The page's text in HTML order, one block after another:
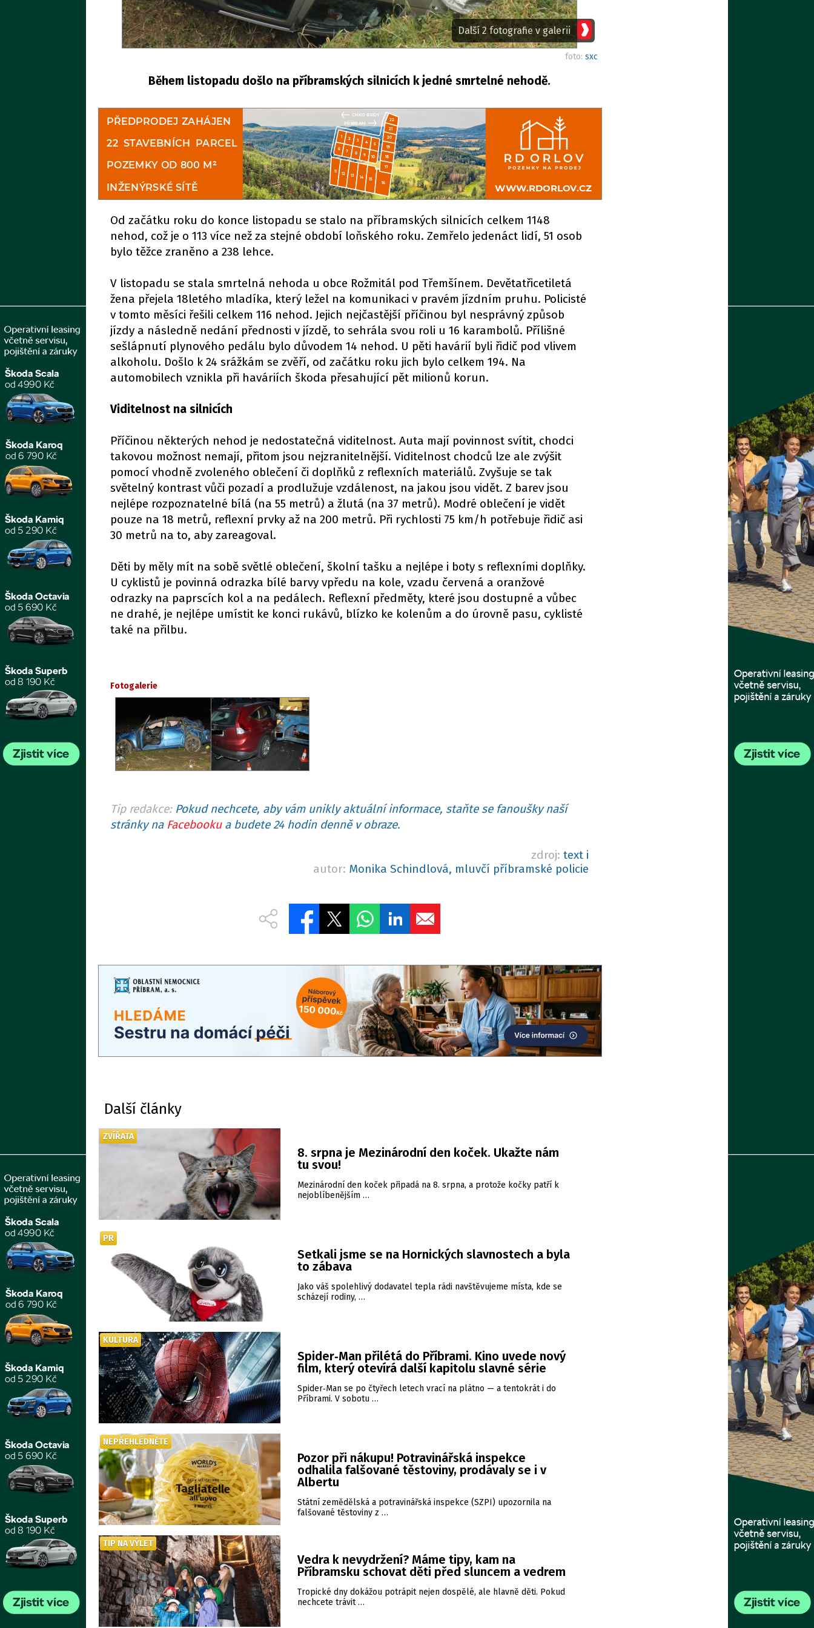
Další 2 fotografie v galerii
foto: sxc
Během listopadu došlo na příbramských silnicích k jedné smrtelné nehodě.
Od začátku roku do konce listopadu se stalo na příbramských silnicích celkem 1148
nehod, což je o 113 více než za stejné období loňského roku. Zemřelo jedenáct lidí, 51 osob
bylo těžce zraněno a 238 lehce.
V listopadu se stala smrtelná nehoda u obce Rožmitál pod Třemšínem. Devětatřicetiletá
žena přejela 18letého mladíka, který ležel na komunikaci v pravém jízdním pruhu. Policisté
v tomto měsíci řešili celkem 116 nehod. Jejich nejčastější příčinou byl nesprávný způsob
jízdy a následně nedání přednosti v jízdě, to sehrála svou roli u 16 karambolů. Přílišné
sešlápnutí plynového pedálu bylo důvodem 14 nehod. U pěti havárií byli řidič pod vlivem
alkoholu. Došlo k 24 srážkám se zvěří, od začátku roku jich bylo celkem 194. Na
automobilech vznikla při haváriích škoda přesahující pět milionů korun.
Viditelnost na silnicích
Příčinou některých nehod je nedostatečná viditelnost. Auta mají povinnost svítit, chodci
takovou možnost nemají, přitom jsou nejzranitelnější. Viditelnost chodců lze ale zvýšit
pomocí vhodně zvoleného oblečení či doplňků z reflexních materiálů. Zvyšuje se tak
světelný kontrast vůči pozadí a prodlužuje vzdálenost, na jakou jsou vidět. Z barev jsou
nejlépe rozpoznatelné bílá (na 55 metrů) a žlutá (na 37 metrů). Modré oblečení je vidět
pouze na 18 metrů, reflexní prvky až na 200 metrů. Při rychlosti 75 km/h potřebuje řidič asi
30 metrů na to, aby zareagoval.
Děti by měly mít na sobě světlé oblečení, školní tašku a nejlépe i boty s reflexními doplňky.
U cyklistů je povinná odrazka bílé barvy vpředu na kole, vzadu červená a oranžové
odrazky na paprscích kol a na pedálech. Reflexní předměty, které jsou dostupné a vůbec
ne drahé, je nejlépe umístit ke konci rukávů, blízko ke kolenům a do úrovně pasu, cyklisté
také na přilbu.
Fotogalerie
Tip redakce: Pokud nechcete, aby vám unikly aktuální informace, staňte se fanoušky naší
stránky na Facebookua budete 24 hodin denně v obraze.
zdroj: text i
autor: Monika Schindlová, mluvčí příbramské policie
Další články
8. srpna je Mezinárodní den koček. Ukažte nám
tu svou!
Mezinárodní den koček připadá na 8. srpna, a protože kočky patří k
nejoblíbenějším …
ZVÍŘATA
Setkali jsme se na Hornických slavnostech a byla
to zábava
Jako váš spolehlivý dodavatel tepla rádi navštěvujeme místa, kde se
scházejí rodiny, …
PR
Spider‑Man přilétá do Příbrami. Kino uvede nový
film, který otevírá další kapitolu slavné série
Spider‑Man se po čtyřech letech vrací na plátno — a tentokrát i do
Příbrami. V sobotu …
KULTURA
Pozor při nákupu! Potravinářská inspekce
odhalila falšované těstoviny, prodávaly se i v
Albertu
Státní zemědělská a potravinářská inspekce (SZPI) upozornila na
falšované těstoviny z …
NEPŘEHLÉDNĚTE
Vedra k nevydržení? Máme tipy, kam na
Příbramsku schovat děti před sluncem a vedrem
Tropické dny dokážou potrápit nejen dospělé, ale hlavně děti. Pokud
nechcete trávit …
TIP NA VÝLET